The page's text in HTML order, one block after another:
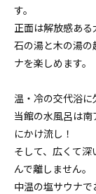
す。
正面は解放感ある
石の湯と木の湯の
ナを楽しめます。
温・冷の交代浴に
当館の水風呂は
にかけ流し！
そして、広くて
んで離しません。
中温の塩サウナ